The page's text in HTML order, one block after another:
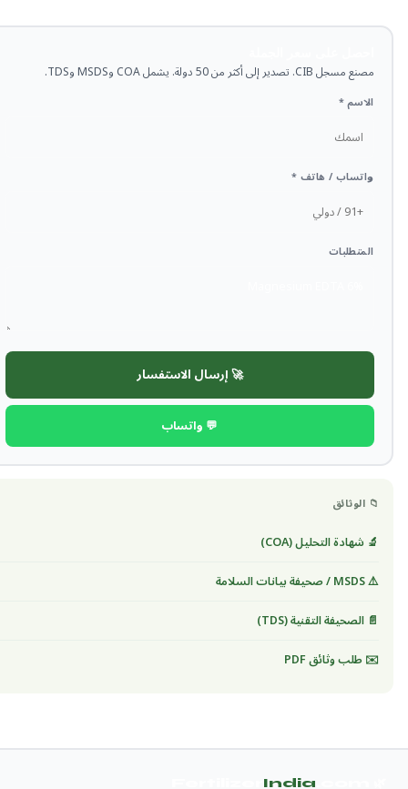
مصنع مسجل CIB. تصدير إلى أكثر من 50 دولة. يشمل COA وMSDS وTDS.
الاسم *
واتساب / هاتف *
المتطلبات
🚀 إرسال الاستفسار
💬 واتساب
📁 الوثائق
🔬 شهادة التحليل (COA)
⚠️ MSDS / صحيفة بيانات السلامة
📄 الصحيفة التقنية (TDS)
✉️ طلب وثائق PDF
India